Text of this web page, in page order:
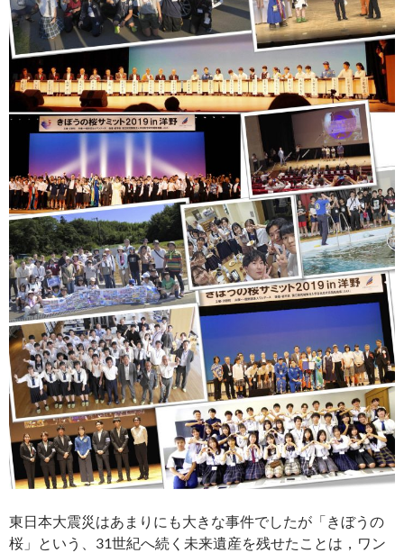
東日本大震災はあまりにも大きな事件でしたが「きぼうの
桜」という、31世紀へ続く未来遺産を残せたことは，ワン